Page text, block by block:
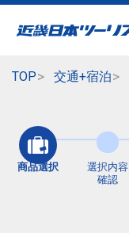
TOP 交通+宿泊
商品選択
選択内容
確認